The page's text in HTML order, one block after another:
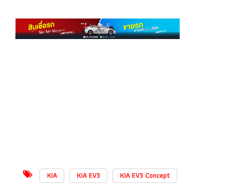
KIA KIA EV3
KIA EV3 Concept